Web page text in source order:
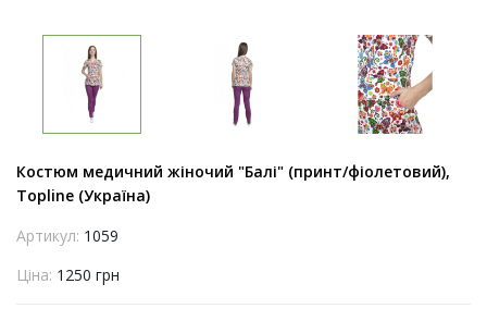
Костюм медичний жіночий "Балі" (принт/фіолетовий),
Topline (Україна)
Артикул: 1059
Ціна: 1250 грн